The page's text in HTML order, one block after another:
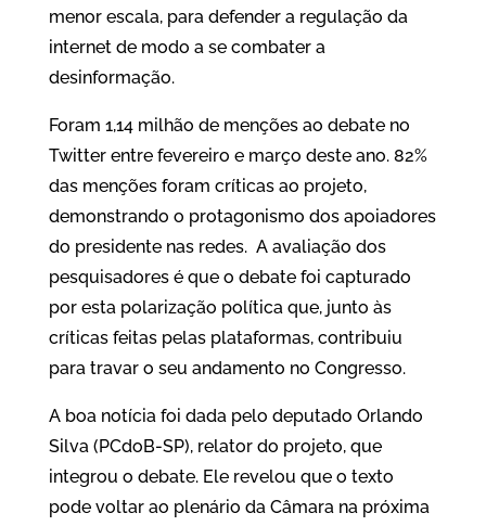
menor escala, para defender a regulação da
internet de modo a se combater a
desinformação.
Foram 1,14 milhão de menções ao debate no
Twitter entre fevereiro e março deste ano. 82%
das menções foram críticas ao projeto,
demonstrando o protagonismo dos apoiadores
do presidente nas redes. A avaliação dos
pesquisadores é que o debate foi capturado
por esta polarização política que, junto às
críticas feitas pelas plataformas, contribuiu
para travar o seu andamento no Congresso.
A boa notícia foi dada pelo deputado Orlando
Silva (PCdoB-SP), relator do projeto, que
integrou o debate. Ele revelou que o texto
pode voltar ao plenário da Câmara na próxima